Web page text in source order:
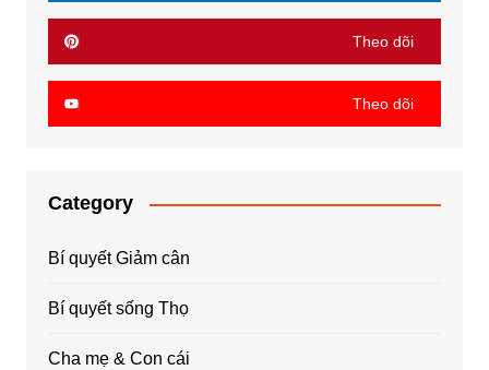
Theo dõi
Theo dõi
Category
Bí quyết Giảm cân
Bí quyết sống Thọ
Cha mẹ & Con cái